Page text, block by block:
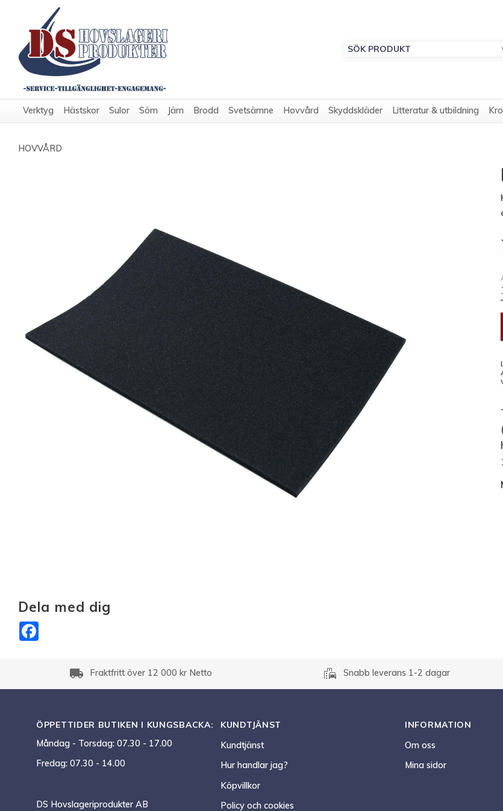
Verktyg Hästskor Sulor Söm Järn Brodd Svetsämne Hovvård Skyddskläder Litteratur & utbildning
HOVVÅRD
Dela med dig
local_shipping Fraktfritt över 12 000 kr Netto emoji_transportation Snabb leverans 1-2 dagar
ÖPPETTIDER BUTIKEN I KUNGSBACKA:
Måndag - Torsdag: 07.30 - 17.00
Fredag: 07.30 - 14.00
DS Hovslageriprodukter AB
KUNDTJÄNST
Kundtjänst
Hur handlar jag?
Köpvillkor
Policy och cookies
INFORMATION
Om oss
Mina sidor